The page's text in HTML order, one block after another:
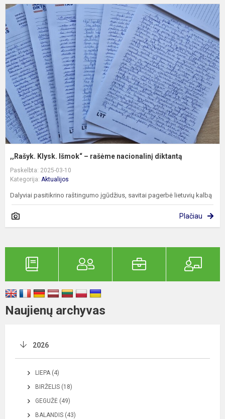
,,Rašyk. Klysk. Išmok“ – rašėme nacionalinį diktantą
Paskelbta: 2025-03-10
Kategorija: Aktualijos
Dalyviai pasitikrino raštingumo įgūdžius, savitai pagerbė lietuvių kalbą
Plačiau
Naujienų archyvas
2026
LIEPA (4)
BIRŽELIS (18)
GEGUŽĖ (49)
BALANDIS (43)